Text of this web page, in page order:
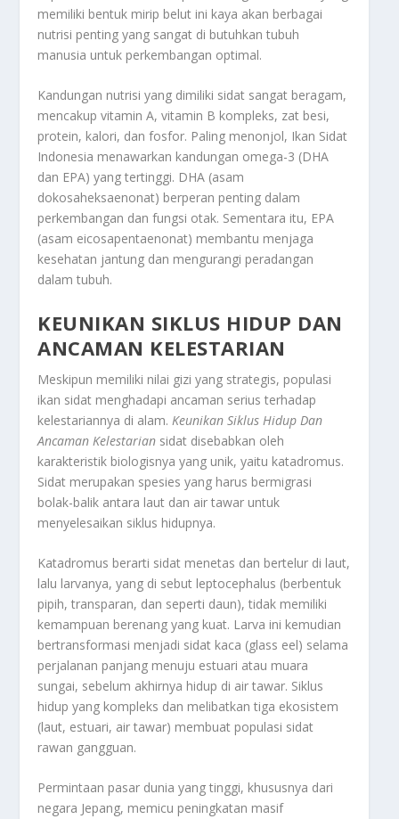
memiliki bentuk mirip belut ini kaya akan berbagai
nutrisi penting yang sangat di butuhkan tubuh
manusia untuk perkembangan optimal.
Kandungan nutrisi yang dimiliki sidat sangat beragam,
mencakup vitamin A, vitamin B kompleks, zat besi,
protein, kalori, dan fosfor. Paling menonjol, Ikan Sidat
Indonesia menawarkan kandungan omega-3 (DHA
dan EPA) yang tertinggi. DHA (asam
dokosaheksaenonat) berperan penting dalam
perkembangan dan fungsi otak. Sementara itu, EPA
(asam eicosapentaenonat) membantu menjaga
kesehatan jantung dan mengurangi peradangan
dalam tubuh.
KEUNIKAN SIKLUS HIDUP DAN
ANCAMAN KELESTARIAN
Meskipun memiliki nilai gizi yang strategis, populasi
ikan sidat menghadapi ancaman serius terhadap
kelestariannya di alam. Keunikan Siklus Hidup Dan
Ancaman Kelestarian sidat disebabkan oleh
karakteristik biologisnya yang unik, yaitu katadromus.
Sidat merupakan spesies yang harus bermigrasi
bolak-balik antara laut dan air tawar untuk
menyelesaikan siklus hidupnya.
Katadromus berarti sidat menetas dan bertelur di laut,
lalu larvanya, yang di sebut leptocephalus (berbentuk
pipih, transparan, dan seperti daun), tidak memiliki
kemampuan berenang yang kuat. Larva ini kemudian
bertransformasi menjadi sidat kaca (glass eel) selama
perjalanan panjang menuju estuari atau muara
sungai, sebelum akhirnya hidup di air tawar. Siklus
hidup yang kompleks dan melibatkan tiga ekosistem
(laut, estuari, air tawar) membuat populasi sidat
rawan gangguan.
Permintaan pasar dunia yang tinggi, khususnya dari
negara Jepang, memicu peningkatan masif